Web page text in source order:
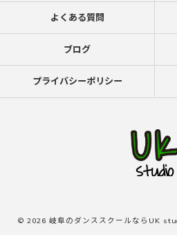
よくある質問
ブログ
プライバシーポリシー
© 2026 岐阜のダンススクールならUK